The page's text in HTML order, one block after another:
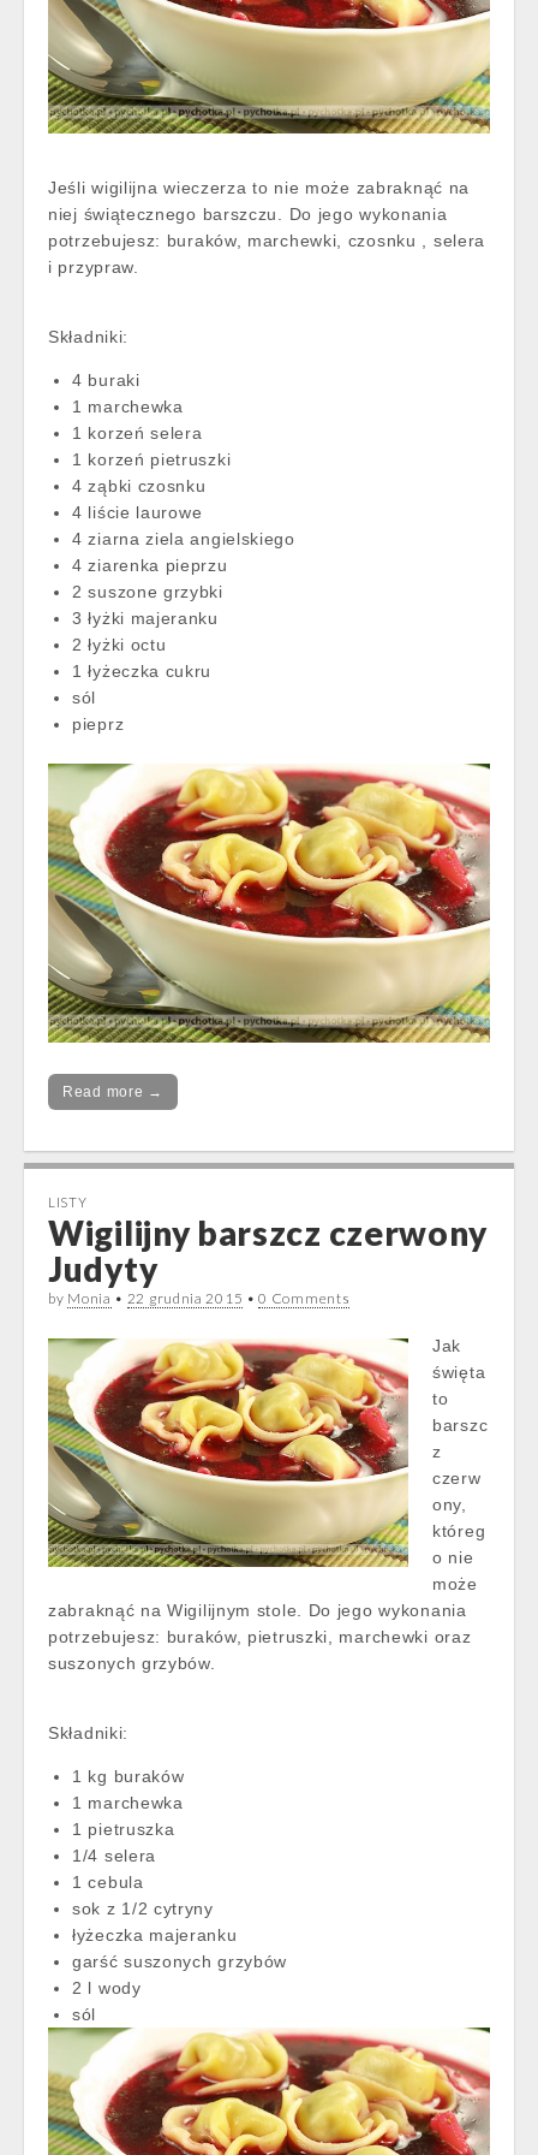
Jeśli wigilijna wieczerza to nie może zabraknąć na
niej świątecznego barszczu. Do jego wykonania
potrzebujesz: buraków, marchewki, czosnku , selera
i przypraw.
Składniki:
4 buraki
1 marchewka
1 korzeń selera
1 korzeń pietruszki
4 ząbki czosnku
4 liście laurowe
4 ziarna ziela angielskiego
4 ziarenka pieprzu
2 suszone grzybki
3 łyżki majeranku
2 łyżki octu
1 łyżeczka cukru
sól
pieprz
Read more →
LISTY
Wigilijny barszcz czerwony
Judyty
by Monia • 22 grudnia 2015 •0 Comments
Jak
święta
to
barszc
z
czerw
ony,
któreg
o nie
może
zabraknąć na Wigilijnym stole. Do jego wykonania
potrzebujesz: buraków, pietruszki, marchewki oraz
suszonych grzybów.
Składniki:
1 kg buraków
1 marchewka
1 pietruszka
1/4 selera
1 cebula
sok z 1/2 cytryny
łyżeczka majeranku
garść suszonych grzybów
2 l wody
sól